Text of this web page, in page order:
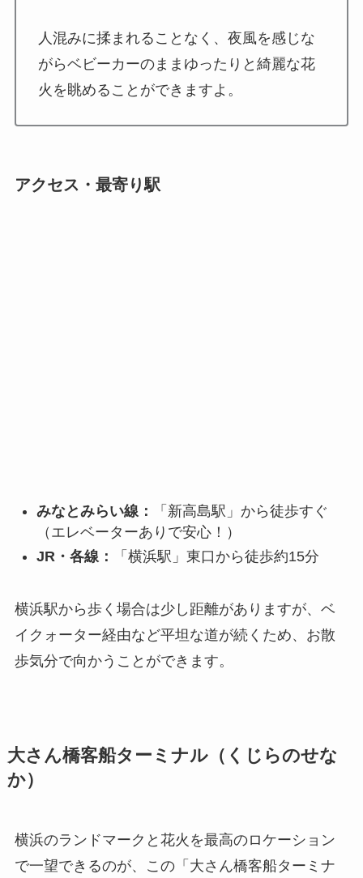
人混みに揉まれることなく、夜風を感じな
がらベビーカーのままゆったりと綺麗な花
火を眺めることができますよ。
アクセス・最寄り駅
みなとみらい線：
「新高島駅」から徒歩すぐ
（エレベーターありで安心！）
JR・各線：
「横浜駅」東口から徒歩約15分
横浜駅から歩く場合は少し距離がありますが、ベ
イクォーター経由など平坦な道が続くため、お散
歩気分で向かうことができます。
大さん橋客船ターミナル（くじらのせな
か）
横浜のランドマークと花火を最高のロケーション
で一望できるのが、この「大さん橋客船ターミナ